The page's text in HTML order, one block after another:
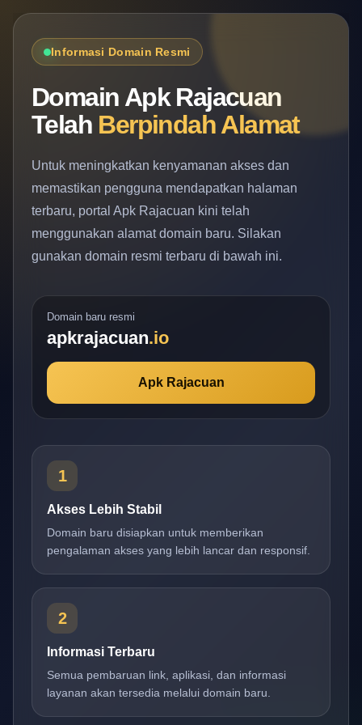
Informasi Domain Resmi
Domain Apk Rajacuan
Telah Berpindah Alamat
Untuk meningkatkan kenyamanan akses dan
memastikan pengguna mendapatkan halaman
terbaru, portal Apk Rajacuan kini telah
menggunakan alamat domain baru. Silakan
gunakan domain resmi terbaru di bawah ini.
Domain baru resmi
apkrajacuan.io
Apk Rajacuan
1
Akses Lebih Stabil
Domain baru disiapkan untuk memberikan
pengalaman akses yang lebih lancar dan responsif.
2
Informasi Terbaru
Semua pembaruan link, aplikasi, dan informasi
layanan akan tersedia melalui domain baru.